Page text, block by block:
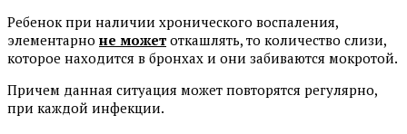
Ребенок при наличии хронического воспаления,
элементарно не может откашлять, то количество слизи,
которое находится в бронхах и они забиваются мокротой.
Причем данная ситуация может повторятся регулярно,
при каждой инфекции.